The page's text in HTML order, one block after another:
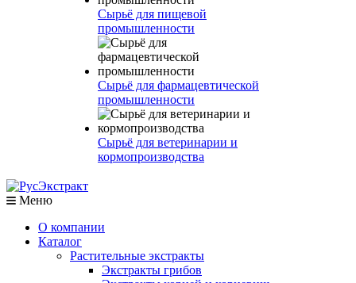
Сырьё для пищевой
промышленности
Сырьё для фармацевтической
промышленности
Сырьё для ветеринарии и
кормопроизводства
Меню
О компании
Каталог
Растительные экстракты
Экстракты грибов